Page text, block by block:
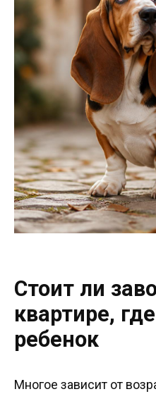
Стоит ли
квартире,
ребенок
Многое зависит от